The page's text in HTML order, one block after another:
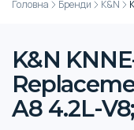
Головна Бренди K&N
K&N
A8 4.2L-